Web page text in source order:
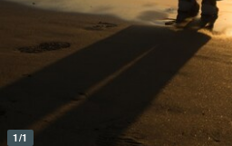
1/1